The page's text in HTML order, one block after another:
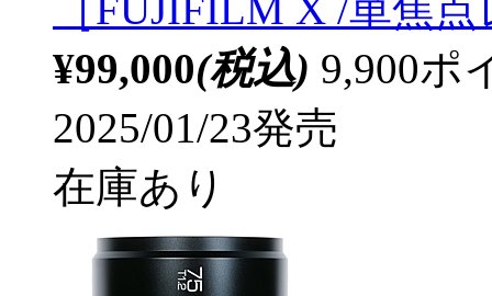
［FUJIFILM X /単焦
¥99,000(税込) 9,900ポ
2025/01/23発売
在庫あり